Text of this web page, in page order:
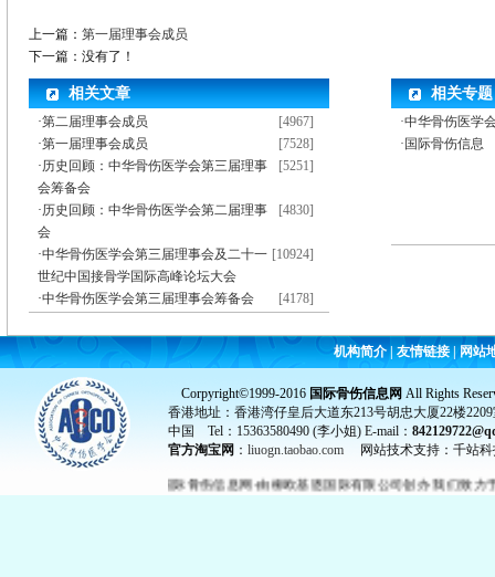
上一篇： 第一届理事会成员
下一篇：没有了！
相关文章
[4967]
·第二届理事会成员
[7528]
·第一届理事会成员
[5251]
·历史回顾：中华骨伤医学会第三届理事
会筹备会
[4830]
·历史回顾：中华骨伤医学会第二届理事
会
[10924]
·中华骨伤医学会第三届理事会及二十一
世纪中国接骨学国际高峰论坛大会
[4178]
·中华骨伤医学会第三届理事会筹备会
相关专题
·中华骨伤医学
·国际骨伤信息
机构简介| 友情链接 |网站
Corpyright©1999-2016 国际骨伤信息网 All Rights
香港地址：香港湾仔皇后大道东213号胡忠大厦22楼
中国 Tel：15363580490 (李小姐) E-mail：
官方淘宝网 ： liuogn.taobao.com 网站技术支持：千站科
国际骨伤信息网-由柳欧基恩国际有限公司创办 我们致力于骨科药